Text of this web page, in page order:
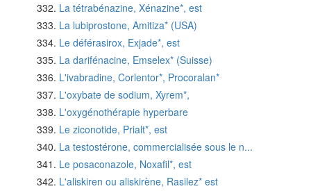
La tétrabénazine, Xénazine*, est
La lubiprostone, Amitiza* (USA)
Le déférasirox, Exjade*, est
La darifénacine, Emselex* (Suisse)
L'ivabradine, Corlentor*, Procoralan*
L'oxybate de sodium, Xyrem*,
L'oxygénothérapie hyperbare
Le ziconotide, Prialt*, est
La testostérone, commercialisée sous le n...
Le posaconazole, Noxafil*, est
L'aliskiren ou aliskirène, Rasilez* est